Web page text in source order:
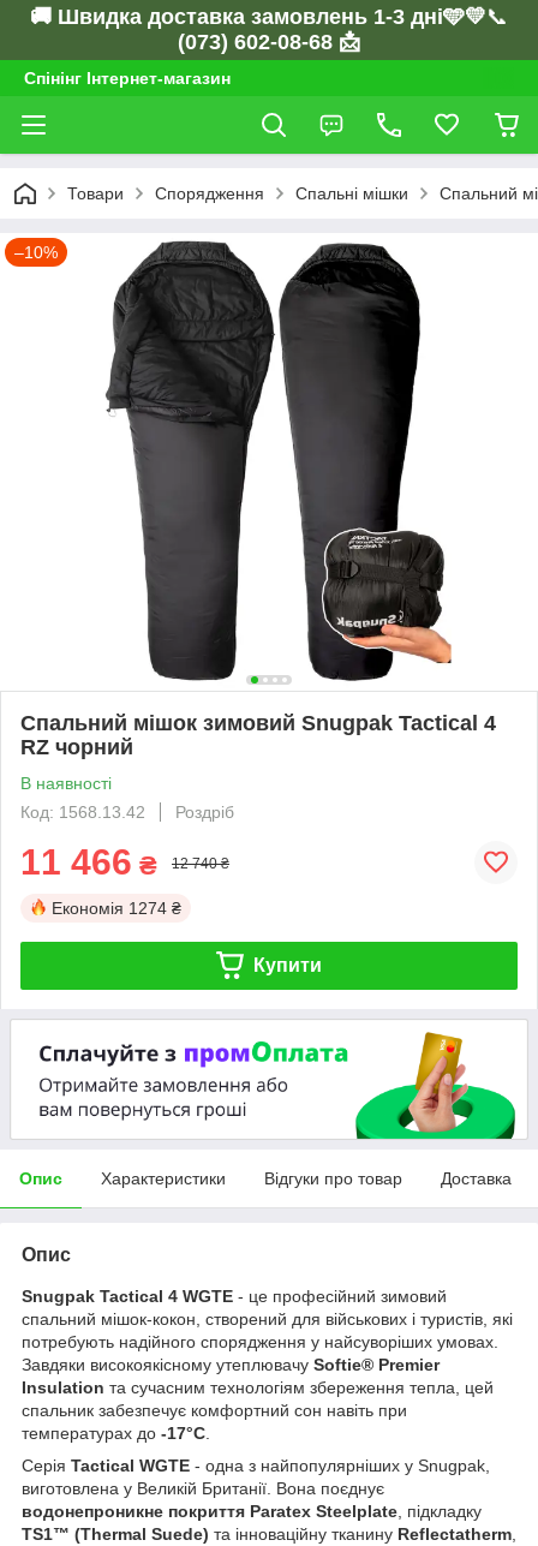
🚚 Швидка доставка замовлень 1-3 дні🩵💛📞
(073) 602-08-68 📩
Спінінг Інтернет-магазин
Товари Спорядження Спальні мішки Спальний
–10%
Спальний мішок зимовий Snugpak Tactical 4
RZ чорний
В наявності
Код: 1568.13.42
Роздріб
11 466 ₴ 12 740 ₴
Економія 1274 ₴
Купити
Опис Характеристики Відгуки про товар Доставка
Опис
Snugpak Tactical 4 WGTE - це професійний зимовий
спальний мішок-кокон, створений для військових і туристів, які
потребують надійного спорядження у найсуворіших умовах.
Завдяки високоякісному утеплювачу Softie® Premier
Insulation та сучасним технологіям збереження тепла, цей
спальник забезпечує комфортний сон навіть при
температурах до -17°C.
Серія Tactical WGTE - одна з найпопулярніших у Snugpak,
виготовлена у Великій Британії. Вона поєднує
водонепроникне покриття Paratex Steelplate, підкладку
TS1™ (Thermal Suede) та інноваційну тканину Reflectatherm,